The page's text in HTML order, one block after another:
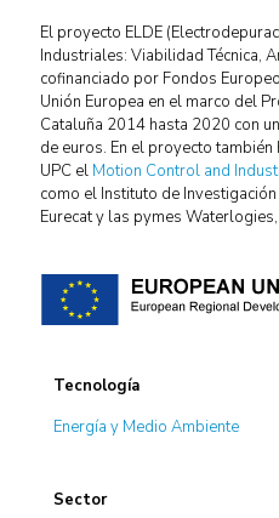
El proyecto ELDE
Industriales: Viabilidad Técnica,
cofinanciado por Fondos
Unión Europea en el marco del
Cataluña 2014 hasta 2020 con
de euros. En el proyecto
UPC el Motion Control and
como el Instituto de Investigación
Eurecat y las pymes
Tecnología
Energía y Medio Ambiente
Sector